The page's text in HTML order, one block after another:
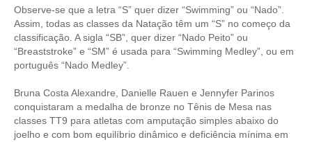
Observe-se que a letra “S” quer dizer “Swimming” ou “Nado”.
Assim, todas as classes da Natação têm um “S” no começo da
classificação. A sigla “SB”, quer dizer “Nado Peito” ou
“Breaststroke” e “SM” é usada para “Swimming Medley”, ou em
português “Nado Medley”.
Bruna Costa Alexandre, Danielle Rauen e Jennyfer Parinos
conquistaram a medalha de bronze no Tênis de Mesa nas
classes TT9 para atletas com amputação simples abaixo do
joelho e com bom equilíbrio dinâmico e deficiência mínima em